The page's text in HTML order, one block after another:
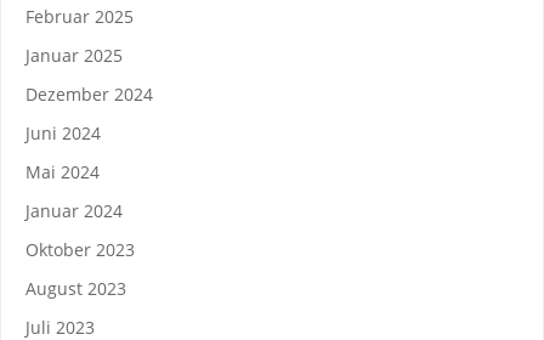
Februar 2025
Januar 2025
Dezember 2024
Juni 2024
Mai 2024
Januar 2024
Oktober 2023
August 2023
Juli 2023